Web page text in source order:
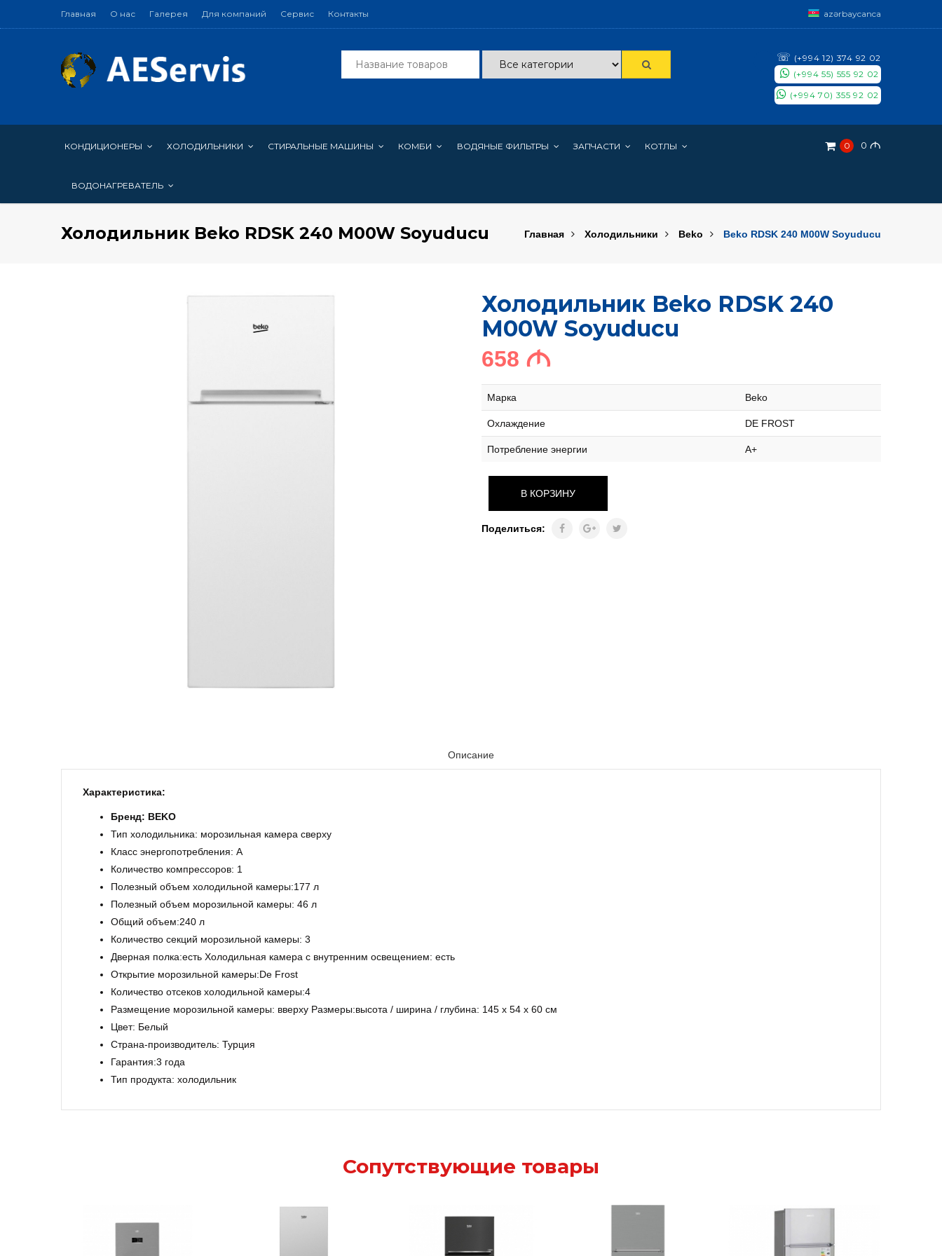
Главная О нас Галерея Для компаний Сервис Контакты azərbaycanca
☏ (+994 12) 374 92 02
(+994 55) 555 92 02
(+994 70) 355 92 02
КОНДИЦИОНЕРЫ ХОЛОДИЛЬНИКИ СТИРАЛЬНЫЕ МАШИНЫ КОМБИ ВОДЯНЫЕ ФИЛЬТРЫ ЗАПЧАСТИ КОТЛЫ
ВОДОНАГРЕВАТЕЛЬ
0 0 M
Холодильник Beko RDSK 240 M00W Soyuducu Главная Холодильники Beko Beko RDSK 240 M00W Soyuducu
Холодильник Beko RDSK 240
M00W Soyuducu
658 M
Марка Beko
Охлаждение DE FROST
Потребление энергии A+
В КОРЗИНУ
Поделиться:
Описание
Характеристика:
Бренд: BEKO
Тип холодильника: морозильная камера сверху
Класс энергопотребления: А
Количество компрессоров: 1
Полезный объем холодильной камеры:177 л
Полезный объем морозильной камеры: 46 л
Общий объем:240 л
Количество секций морозильной камеры: 3
Дверная полка:есть Холодильная камера с внутренним освещением: есть
Открытие морозильной камеры:De Frost
Количество отсеков холодильной камеры:4
Размещение морозильной камеры: вверху Размеры:высота / ширина / глубина: 145 х 54 х 60 см
Цвет: Белый
Страна-производитель: Турция
Гарантия:3 года
Тип продукта: холодильник
Сопутствующие товары